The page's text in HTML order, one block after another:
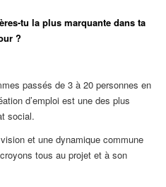
tu la plus marquante dans ta
?
passés de 3 à 20 personnes en
d’emploi est une des plus
social.
et une dynamique commune
tous au projet et à son